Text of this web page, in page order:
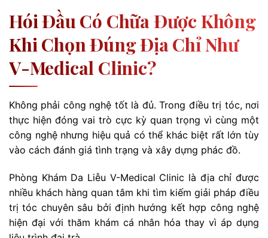
Hói Đầu Có Chữa Được Không
Khi Chọn Đúng Địa Chỉ Như
V-Medical Clinic?
Không phải công nghệ tốt là đủ. Trong điều trị tóc, nơi
thực hiện đóng vai trò cực kỳ quan trọng vì cùng một
công nghệ nhưng hiệu quả có thể khác biệt rất lớn tùy
vào cách đánh giá tình trạng và xây dựng phác đồ.
Phòng Khám Da Liễu V-Medical Clinic là địa chỉ được
nhiều khách hàng quan tâm khi tìm kiếm giải pháp điều
trị tóc chuyên sâu bởi định hướng kết hợp công nghệ
hiện đại với thăm khám cá nhân hóa thay vì áp dụng